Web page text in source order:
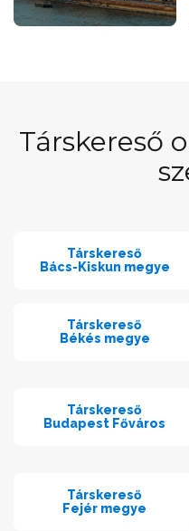
Társkereső
Társkereső
Bács-Kiskun megye
Társkereső
Békés megye
Társkereső
Budapest Főváros
Társkereső
Fejér megye